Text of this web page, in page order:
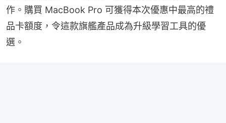
作。購買 MacBook Pro 可獲得本次優惠中最高的禮
品卡額度，令這款旗艦產品成為升級學習工具的優
選。